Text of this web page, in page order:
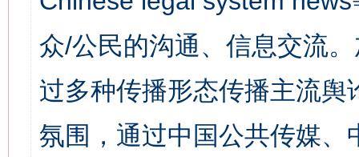
众/公民的沟通、信息交流
过多种传播形态传播主流
氛围，通过中国公共传媒